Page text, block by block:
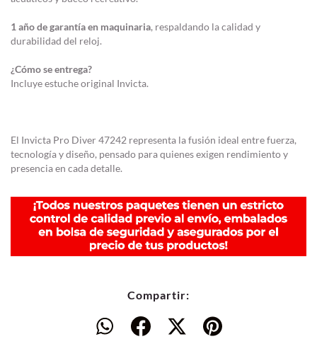
1 año de garantía en maquinaria, respaldando la calidad y
durabilidad del reloj.
¿Cómo se entrega?
Incluye estuche original Invicta.
El Invicta Pro Diver 47242 representa la fusión ideal entre fuerza,
tecnología y diseño, pensado para quienes exigen rendimiento y
presencia en cada detalle.
Compartir: